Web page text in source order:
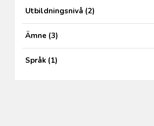
Utbildningsnivå (2)
Ämne (3)
Språk (1)